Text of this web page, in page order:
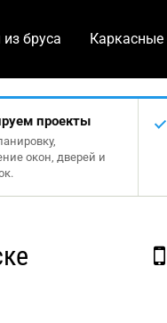
из бруса Каркасные
проекты
окон, дверей и